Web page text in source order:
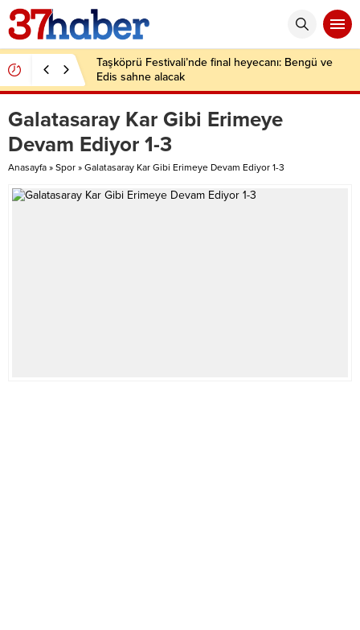
Taşköprü Festivali’nde final heyecanı: Bengü ve
Edis sahne alacak
Galatasaray Kar Gibi Erimeye
Devam Ediyor 1-3
Anasayfa » Spor » Galatasaray Kar Gibi Erimeye Devam Ediyor 1-3